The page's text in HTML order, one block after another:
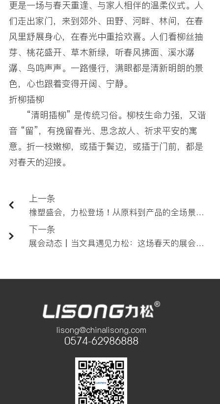
更是一场与春天重逢、与家人相伴的温柔仪式。人
们走出家门，来到郊外、田野、河畔、林间，在春
风里舒展身心，在春光中重拾欢喜。人们看柳丝抽
芽、桃花盛开、草木新绿，听春风拂面、溪水潺
潺、鸟鸣声声。一路慢行，满眼都是清新明朗的景
色，心也跟着变得开阔、宁静。
折柳插柳
“清明插柳” 是传统习俗。柳枝生命力强，又谐
音 “留”，有挽留春光、思念故人、祈求平安的寓
意。折一枝嫩柳，或插于鬓边，或插于门前，都是
对春天的迎接。
上一条
橡塑盛会，力松登场！从原料到产品的全场景覆盖，上海雅士国际塑胶展，力松与您不见不散！
下一条
展会动态丨当文具遇见力松：这场春天的展会藏着行业的锋芒与温度
lisong@chinalisong.com
0574-62986888